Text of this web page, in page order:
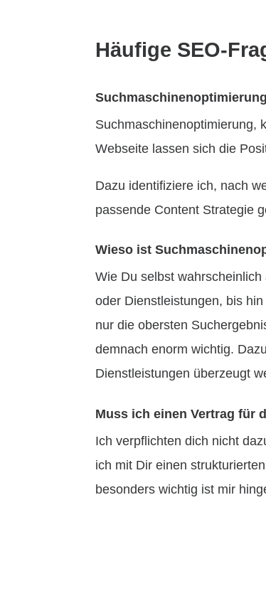
Häufige SEO-
Suchmaschinenoptimierung,
Webseite lassen sich die
Dazu identifiziere ich, nach
passende Content Strategie
Wieso ist
Wie Du selbst
oder Dienstleistungen, bis
nur die obersten
demnach enorm wichtig.
Dienstleistungen überzeugt
Muss ich einen Vertrag für
Ich verpflichten dich nicht
ich mit Dir einen
besonders wichtig ist mir